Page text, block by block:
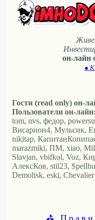
он-лайн
●
Гости (read only) он-
Пользователи он-лайн:
tom, nvs, федор,
Висариoн4, Мульсик,
nikitap,
marazmiki, ПМ, xiao,
Slavjan, vbifkol, Voz,
АлексКов, stil23,
Demolisk, eski,